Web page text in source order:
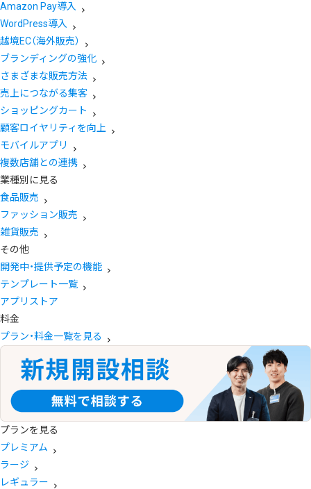
Amazon Pay導入
WordPress導入
越境EC（海外販売）
ブランディングの強化
さまざまな販売方法
売上につながる集客
ショッピングカート
顧客ロイヤリティを向上
モバイルアプリ
複数店舗との連携
業種別に見る
食品販売
ファッション販売
雑貨販売
その他
開発中・提供予定の機能
テンプレート一覧
アプリストア
料金
プラン・料金一覧を見る
プランを見る
プレミアム
ラージ
レギュラー